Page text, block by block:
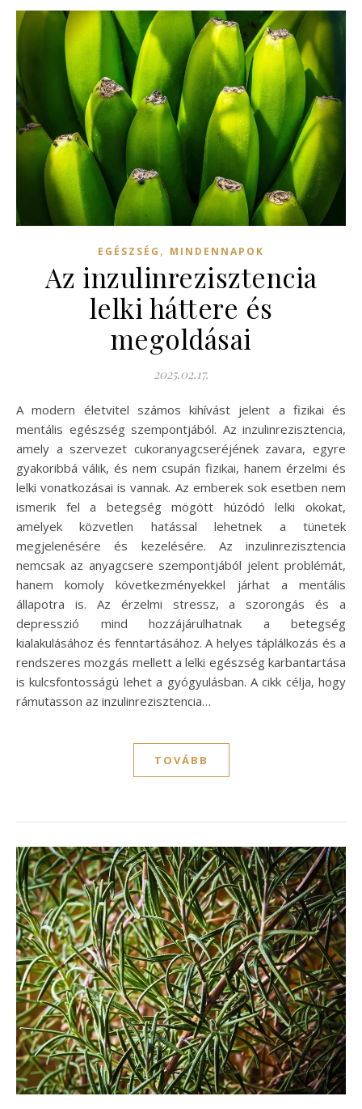
EGÉSZSÉG , MINDENNAPOK
Az inzulinrezisztencia
lelki háttere és
megoldásai
2025.02.17.
A modern életvitel számos kihívást jelent a fizikai és
mentális egészség szempontjából. Az inzulinrezisztencia,
amely a szervezet cukoranyagcseréjének zavara, egyre
gyakoribbá válik, és nem csupán fizikai, hanem érzelmi és
lelki vonatkozásai is vannak. Az emberek sok esetben nem
ismerik fel a betegség mögött húzódó lelki okokat,
amelyek közvetlen hatással lehetnek a tünetek
megjelenésére és kezelésére. Az inzulinrezisztencia
nemcsak az anyagcsere szempontjából jelent problémát,
hanem komoly következményekkel járhat a mentális
állapotra is. Az érzelmi stressz, a szorongás és a
depresszió mind hozzájárulhatnak a betegség
kialakulásához és fenntartásához. A helyes táplálkozás és a
rendszeres mozgás mellett a lelki egészség karbantartása
is kulcsfontosságú lehet a gyógyulásban. A cikk célja, hogy
rámutasson az inzulinrezisztencia…
TOVÁBB